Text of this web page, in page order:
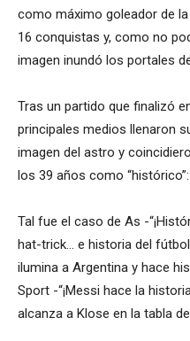
como máximo goleador de
16 conquistas y, como no
imagen inundó los portales
Tras un partido que finalizó
principales medios llenaron
imagen del astro y
los 39 años como “histórico”:
Tal fue el caso de As -
hat-trick… e historia del
ilumina a Argentina y hace
Sport -“¡Messi hace la
alcanza a Klose en la tabla